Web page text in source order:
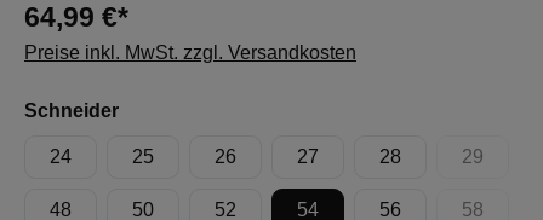
64,99 €*
Preise inkl. MwSt. zzgl. Versandkosten
Schneiderauswählen
24 25 26 27 28 29
(Diese
48 50 52 54 56 58